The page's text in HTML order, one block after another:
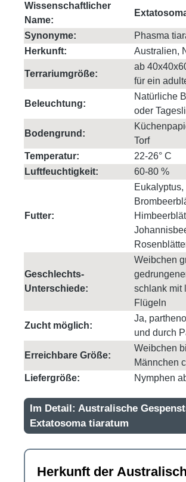
Wissenschaftlicher
Name:
Synonyme:
Phasma
Herkunft:
Australien,
Terrariumgröße:
ab
für ein
Beleuchtung:
Natürliche
oder
Bodengrund:
Torf
Temperatur:
22-26° C
Luftfeuchtigkeit:
60-80 %
Futter:
Eukalyptus,
Geschlechts-
Unterschiede:
Weibchen
schlank mit
Flügeln
Zucht möglich:
Ja,
und durch
Erreichbare Größe:
Weibchen
Männchen
Liefergröße:
Nymphen
Im Detail: Australische
Extatosoma tiaratum
Herkunft der